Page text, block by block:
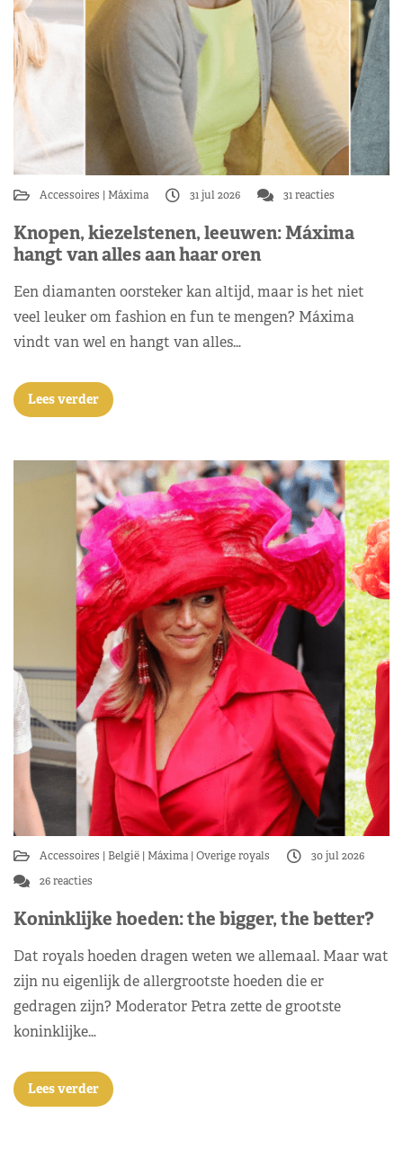
Accessoires Máxima 31 jul 2026 31 reacties
Knopen, kiezelstenen, leeuwen: Máxima
hangt van alles aan haar oren
Een diamanten oorsteker kan altijd, maar is het niet
veel leuker om fashion en fun te mengen? Máxima
vindt van wel en hangt van alles…
Lees verder
Accessoires België Máxima Overige royals
30 jul 2026
26 reacties
Koninklijke hoeden: the bigger, the better?
Dat royals hoeden dragen weten we allemaal. Maar wat
zijn nu eigenlijk de allergrootste hoeden die er
gedragen zijn? Moderator Petra zette de grootste
koninklijke…
Lees verder